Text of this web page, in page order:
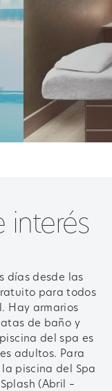
interés
días desde las
para todos
Hay armarios
de baño y
del spa es
adultos. Para
piscina del Spa
(Abril –